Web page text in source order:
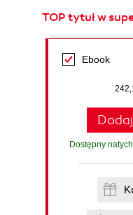
TOP tytuł w
Ebook
Dostępny